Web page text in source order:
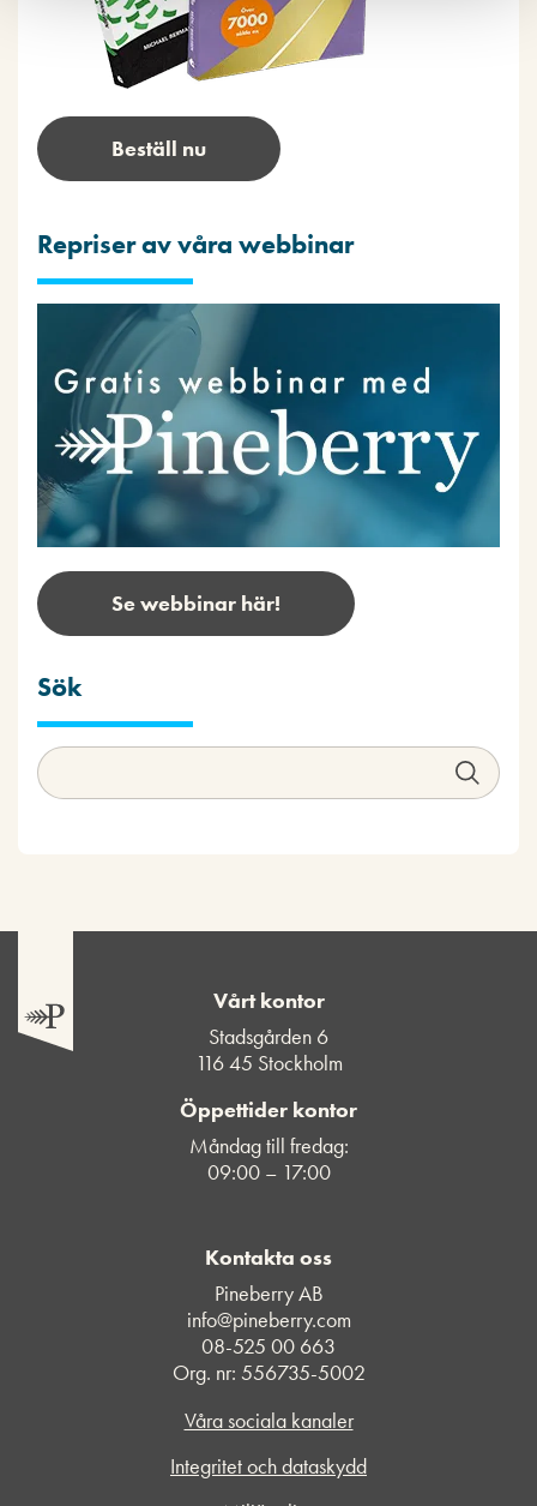
Beställ nu
Repriser av våra webbinar
Se webbinar här!
Sök
Vårt kontor
Stadsgården 6
116 45 Stockholm
Öppettider kontor
Måndag till fredag:
09:00 – 17:00
Kontakta oss
Pineberry AB
info@pineberry.com
08-525 00 663
Org. nr: 556735-5002
Våra sociala kanaler
Integritet och dataskydd